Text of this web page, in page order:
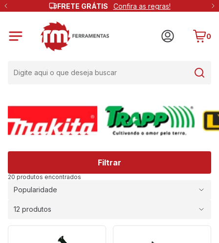
FRETE GRÁTIS Confira as regras!
0
Filtrar
20 produtos encontrados
Popularidade
12 produtos